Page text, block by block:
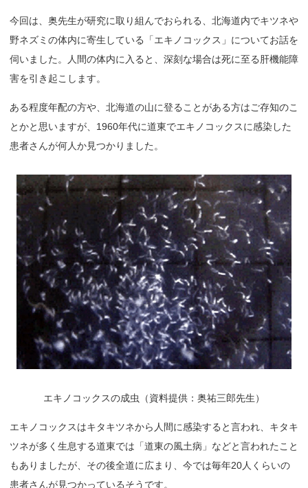
今回は、奥先生が研究に取り組んでおられる、北海道内でキツネや
野ネズミの体内に寄生している「エキノコックス」についてお話を
伺いました。人間の体内に入ると、深刻な場合は死に至る肝機能障
害を引き起こします。
ある程度年配の方や、北海道の山に登ることがある方はご存知のこ
とかと思いますが、1960年代に道東でエキノコックスに感染した
患者さんが何人か見つかりました。
エキノコックスの成虫（資料提供：奥祐三郎先生）
エキノコックスはキタキツネから人間に感染すると言われ、キタキ
ツネが多く生息する道東では「道東の風土病」などと言われたこと
もありましたが、その後全道に広まり、今では毎年20人くらいの
患者さんが見つかっているそうです。